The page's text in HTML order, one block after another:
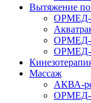
Вытяжение
ОРМЕД-
ОРМЕД-
ОРМЕД-
Массаж
АКВА-
ОРМЕД-